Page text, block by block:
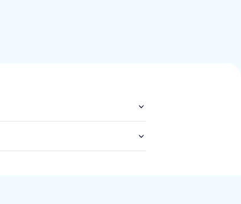
hebben aan de helft van de grootte.